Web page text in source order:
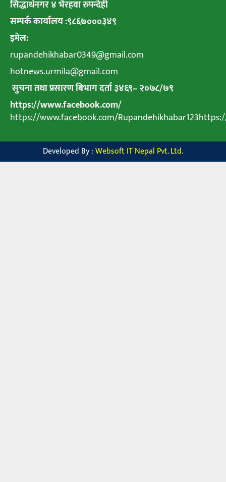
सिद्धार्थनगर ४ भैरहवा रुपन्देही
सम्पर्क कार्यालय :९८६७०००३४९
इमेल:
rupandehikhabar0349@gmail.com
hotnews.urmila@gmail.com
सुचना तथा प्रसारण बिभाग दर्ता ३४६९–२०७८/७९
https://www.facebook.com/
https://www.facebook.com/
Developed By :Websoft IT Nepal Pvt. Ltd.